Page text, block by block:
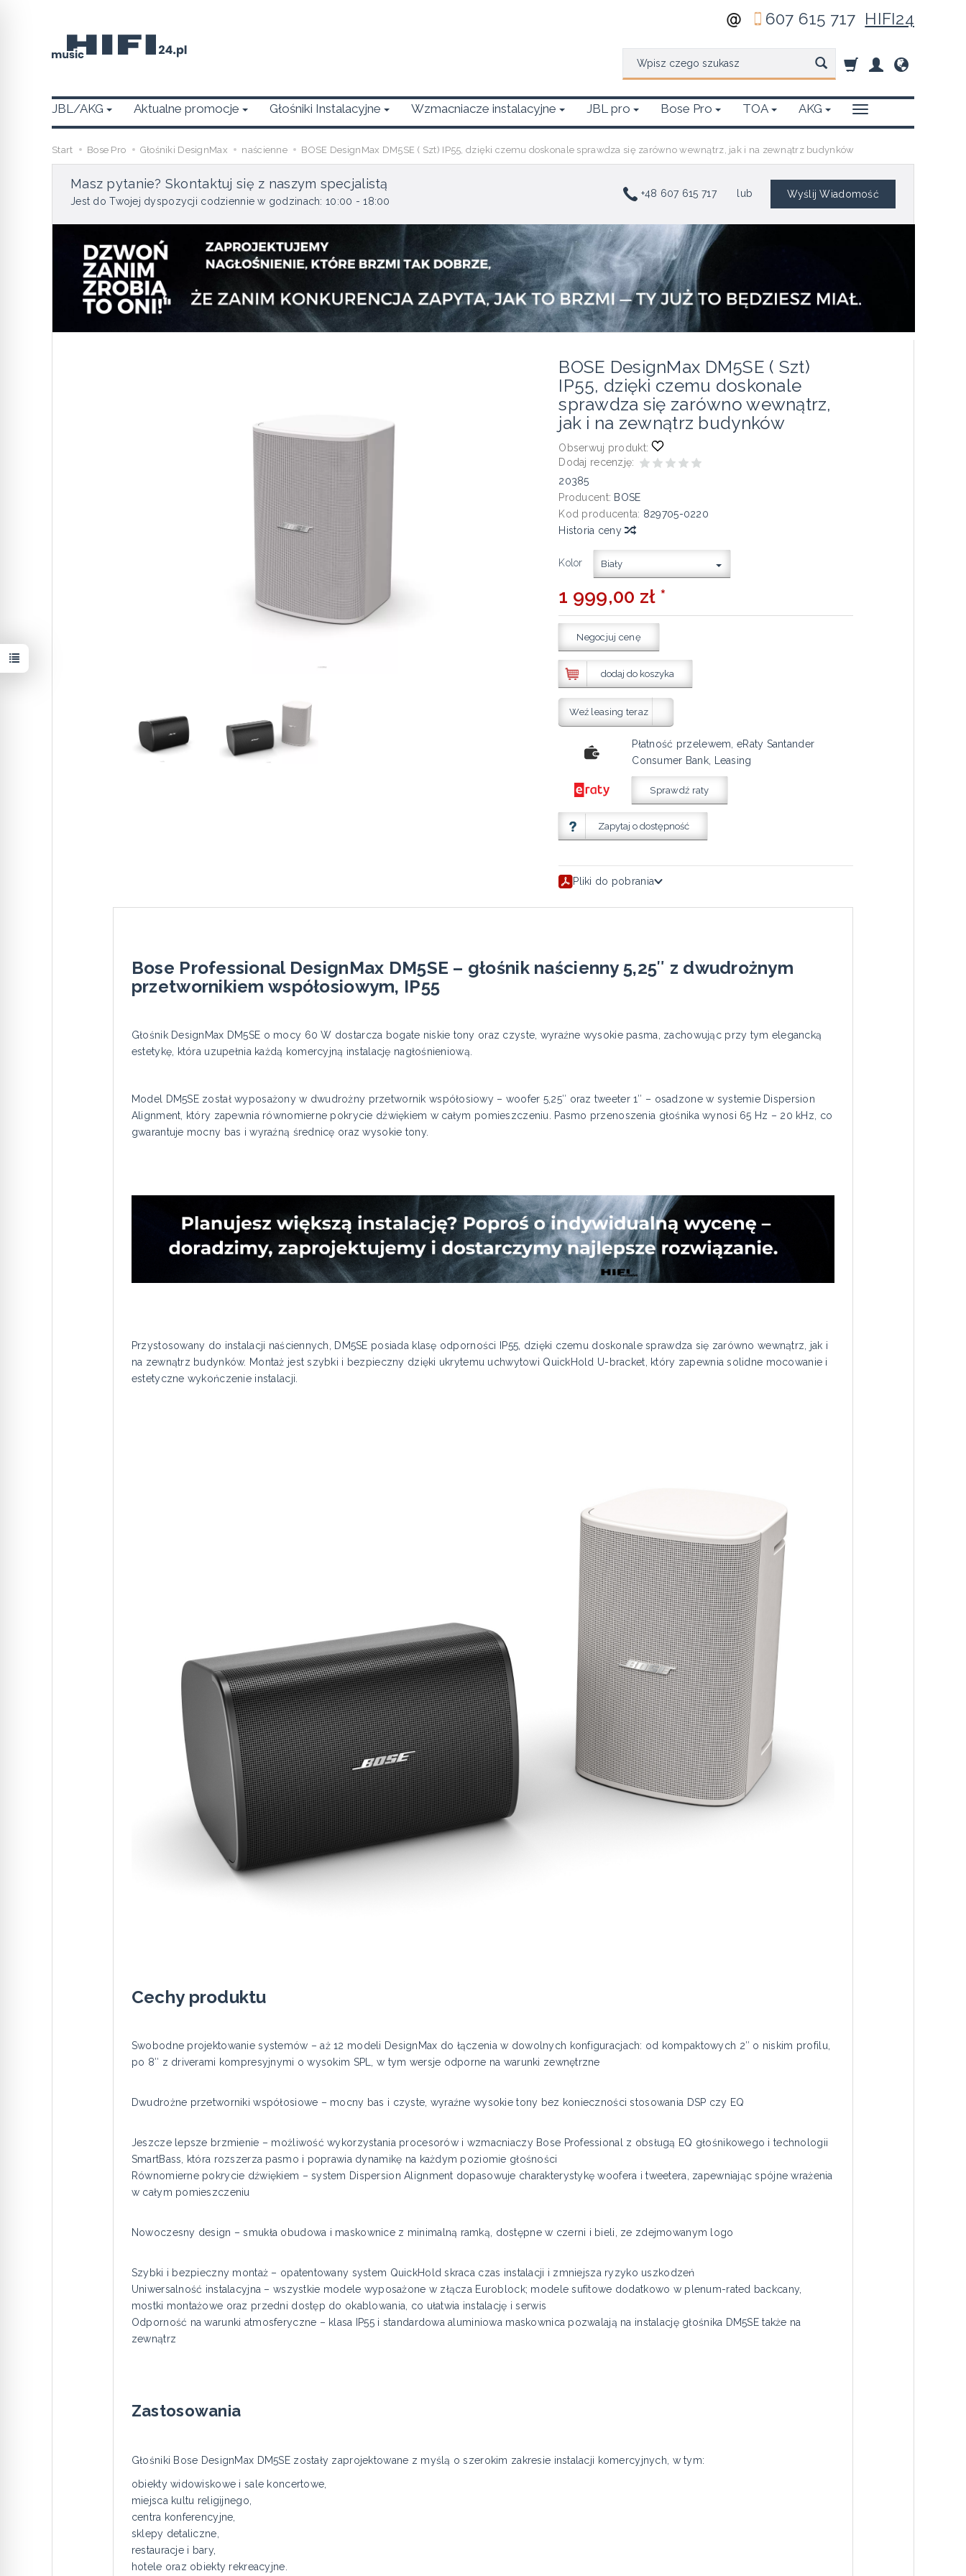
607 615 717 HIFI24
JBL/AKG Aktualne promocje Głośniki Instalacyjne Wzmacniacze instalacyjne JBL pro Bose Pro TOA AKG
Start Bose Pro Głośniki DesignMax naścienne BOSE DesignMax DM5SE ( Szt) IP55, dzięki czemu doskonale sprawdza się zarówno wewnątrz, jak i na zewnątrz budynków
Masz pytanie? Skontaktuj się z naszym specjalistą
Jest do Twojej dyspozycji codziennie w godzinach: 10:00 - 18:00
+48 607 615 717 lub Wyślij Wiadomość
BOSE DesignMax DM5SE ( Szt)
IP55, dzięki czemu doskonale
sprawdza się zarówno wewnątrz,
jak i na zewnątrz budynków
Obserwuj produkt:
Dodaj recenzję:
20385
Producent: BOSE
Kod producenta: 829705-0220
Historia ceny
Kolor Biały
1 999,00 zł *
Negocjuj cenę
dodaj do koszyka
Weź leasing teraz
Płatność przelewem, eRaty Santander
Consumer Bank, Leasing
Sprawdź raty
Zapytaj o dostępność
Pliki do pobrania
Bose Professional DesignMax DM5SE – głośnik naścienny 5,25″ z dwudrożnym
przetwornikiem współosiowym, IP55
Głośnik DesignMax DM5SE o mocy 60 W dostarcza bogate niskie tony oraz czyste, wyraźne wysokie pasma, zachowując przy tym elegancką
estetykę, która uzupełnia każdą komercyjną instalację nagłośnieniową.
Model DM5SE został wyposażony w dwudrożny przetwornik współosiowy – woofer 5,25″ oraz tweeter 1″ – osadzone w systemie Dispersion
Alignment, który zapewnia równomierne pokrycie dźwiękiem w całym pomieszczeniu. Pasmo przenoszenia głośnika wynosi 65 Hz – 20 kHz, co
gwarantuje mocny bas i wyraźną średnicę oraz wysokie tony.
Przystosowany do instalacji naściennych, DM5SE posiada klasę odporności IP55, dzięki czemu doskonale sprawdza się zarówno wewnątrz, jak i
na zewnątrz budynków. Montaż jest szybki i bezpieczny dzięki ukrytemu uchwytowi QuickHold U-bracket, który zapewnia solidne mocowanie i
estetyczne wykończenie instalacji.
Cechy produktu
Swobodne projektowanie systemów – aż 12 modeli DesignMax do łączenia w dowolnych konfiguracjach: od kompaktowych 2″ o niskim profilu,
po 8″ z driverami kompresyjnymi o wysokim SPL, w tym wersje odporne na warunki zewnętrzne
Dwudrożne przetworniki współosiowe – mocny bas i czyste, wyraźne wysokie tony bez konieczności stosowania DSP czy EQ
Jeszcze lepsze brzmienie – możliwość wykorzystania procesorów i wzmacniaczy Bose Professional z obsługą EQ głośnikowego i technologii
SmartBass, która rozszerza pasmo i poprawia dynamikę na każdym poziomie głośności
Równomierne pokrycie dźwiękiem – system Dispersion Alignment dopasowuje charakterystykę woofera i tweetera, zapewniając spójne wrażenia
w całym pomieszczeniu
Nowoczesny design – smukła obudowa i maskownice z minimalną ramką, dostępne w czerni i bieli, ze zdejmowanym logo
Szybki i bezpieczny montaż – opatentowany system QuickHold skraca czas instalacji i zmniejsza ryzyko uszkodzeń
Uniwersalność instalacyjna – wszystkie modele wyposażone w złącza Euroblock; modele sufitowe dodatkowo w plenum-rated backcany,
mostki montażowe oraz przedni dostęp do okablowania, co ułatwia instalację i serwis
Odporność na warunki atmosferyczne – klasa IP55 i standardowa aluminiowa maskownica pozwalają na instalację głośnika DM5SE także na
zewnątrz
Zastosowania
Głośniki Bose DesignMax DM5SE zostały zaprojektowane z myślą o szerokim zakresie instalacji komercyjnych, w tym:
obiekty widowiskowe i sale koncertowe,
miejsca kultu religijnego,
centra konferencyjne,
sklepy detaliczne,
restauracje i bary,
hotele oraz obiekty rekreacyjne.